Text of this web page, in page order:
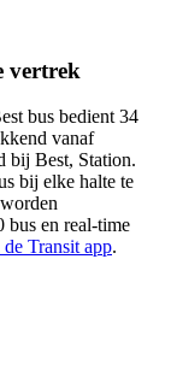
vertrek
bus bedient 34
vanaf
bij Best, Station.
bij elke halte te
bus en real-time
Transit app.